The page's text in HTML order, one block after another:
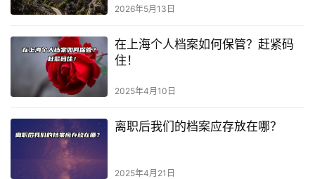
2026年5月13日
在上海个人档案如何保管？赶紧码
住！
2025年4月10日
离职后我们的档案应存放在哪？
2025年4月21日